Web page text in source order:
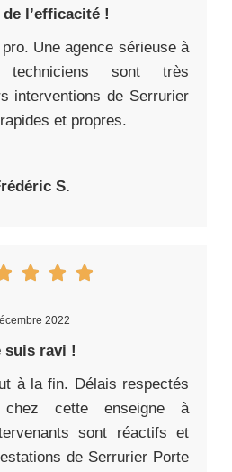
l’efficacité !
Une agence sérieuse à
techniciens sont très
interventions de Serrurier
et propres.
S.
2022
suis ravi !
à la fin. Délais respectés
cette enseigne à
sont réactifs et
de Serrurier Porte